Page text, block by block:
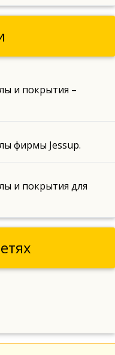
и покрытия –
фирмы Jessup.
и покрытия для